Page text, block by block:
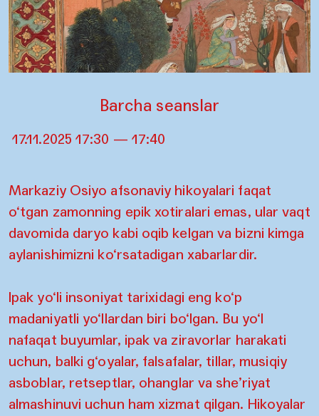
Barcha seanslar
17.11.2025 17:30 — 17:40
Markaziy Osiyo afsonaviy hikoyalari faqat
o‘tgan zamonning epik xotiralari emas, ular vaqt
davomida daryo kabi oqib kelgan va bizni kimga
aylanishimizni ko‘rsatadigan xabarlardir.
Ipak yo‘li insoniyat tarixidagi eng ko‘p
madaniyatli yo‘llardan biri bo‘lgan. Bu yo‘l
nafaqat buyumlar, ipak va ziravorlar harakati
uchun, balki g‘oyalar, falsafalar, tillar, musiqiy
asboblar, retseptlar, ohanglar va she’riyat
almashinuvi uchun ham xizmat qilgan. Hikoyalar